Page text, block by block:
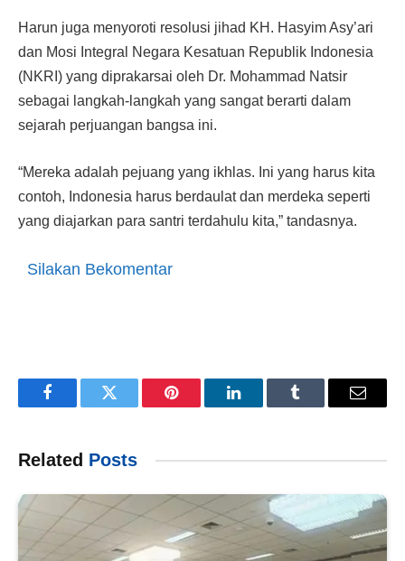
Harun juga menyoroti resolusi jihad KH. Hasyim Asy’ari
dan Mosi Integral Negara Kesatuan Republik Indonesia
(NKRI) yang diprakarsai oleh Dr. Mohammad Natsir
sebagai langkah-langkah yang sangat berarti dalam
sejarah perjuangan bangsa ini.
“Mereka adalah pejuang yang ikhlas. Ini yang harus kita
contoh, Indonesia harus berdaulat dan merdeka seperti
yang diajarkan para santri terdahulu kita,” tandasnya.
Silakan Bekomentar
FacebookTwitter Pinterest LinkedInTumblr Email
Related Posts